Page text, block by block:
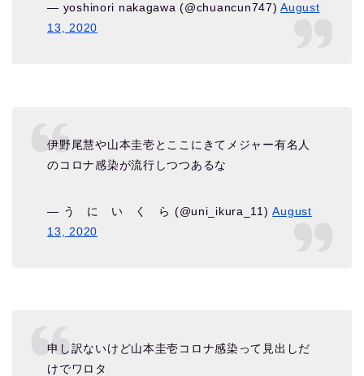
— yoshinori nakagawa (@chuancun747)August
13, 2020
伊野尾慧や山本圭壱とここにきてメジャー有名人
のコロナ感染が流行しつつあるな
— う に い く ら (@uni_ikura_11)August
13, 2020
申し訳ないけど山本圭壱コロナ感染って見出しだ
けでワロタ